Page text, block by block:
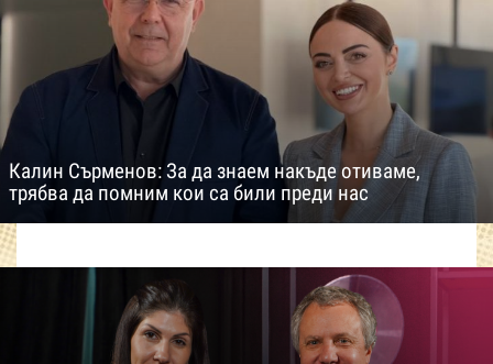
Калин Сърменов: За да знаем накъде отиваме,
трябва да помним кои са били преди нас